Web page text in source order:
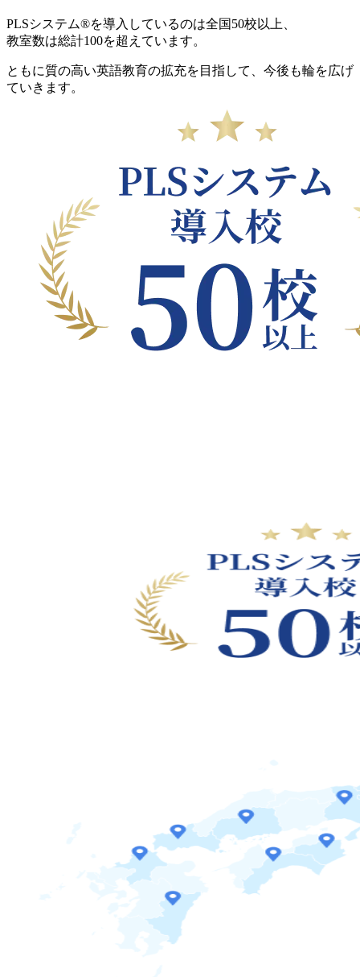
PLSシステム®︎を導入しているのは全国50校以上、
教室数は総計100を超えています。
ともに質の高い英語教育の拡充を目指して、今後も輪を広げ
ていきます。